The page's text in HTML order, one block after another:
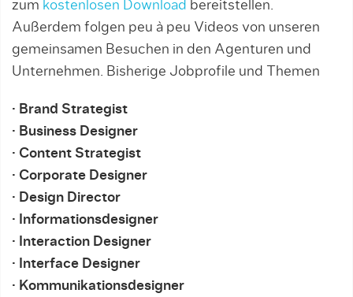
zum kostenlosen Download bereitstellen.
Außerdem folgen peu à peu Vi­de­os von unseren
gemeinsamen Besuchen in den Agenturen und
Unternehmen. Bisherige Jobprofile und Themen
· Brand Strategist
· Business Designer
· Content Strategist
· Corporate Designer
· Design Director
· Informationsdesigner
· Interaction Designer
· Interface Designer
· Kommunikationsdesigner